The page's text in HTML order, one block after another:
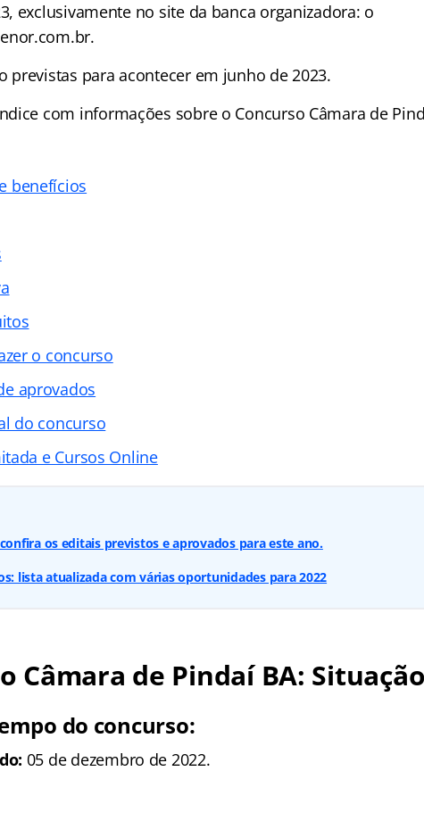
exclusivamente no site da banca organizadora: o
previstas para acontecer em junho de 2023.
com informações sobre o Concurso Câmara de
benefícios
o concurso
aprovados
do concurso
e Cursos Online
os editais previstos e aprovados para este ano.
lista atualizada com várias oportunidades para 2022
Câmara de Pindaí BA:
do concurso:
05 de dezembro de 2022.